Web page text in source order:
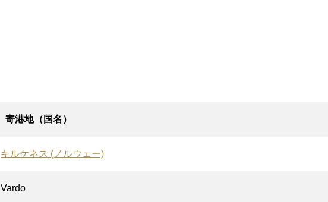
寄港地（国名）
キルケネス (ノルウェー)
Vardo